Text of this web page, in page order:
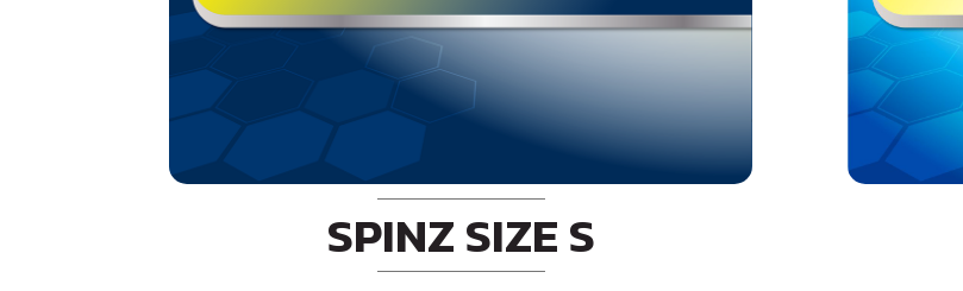
SPINZ SIZE S